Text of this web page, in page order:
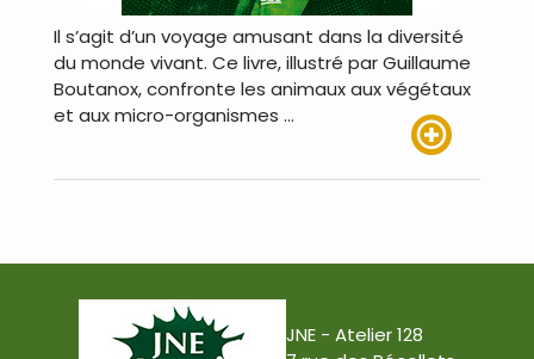
Il s’agit d’un voyage amusant dans la diversité
du monde vivant. Ce livre, illustré par Guillaume
Boutanox, confronte les animaux aux végétaux
et aux micro-organismes …
JNE - Atelier 128